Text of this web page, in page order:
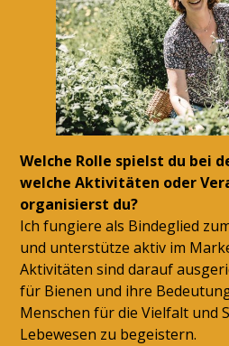
Welche Rolle spielst du bei
welche Aktivitäten oder
organisierst du?
Ich fungiere als Bindeglied
und unterstütze aktiv im
Aktivitäten sind darauf
für Bienen und ihre
Menschen für die Vielfalt und
Lebewesen zu begeistern.